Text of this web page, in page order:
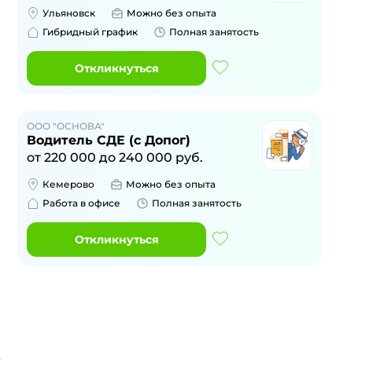
Ульяновск
Можно без опыта
Гибридный график
Полная занятость
Откликнуться
ООО "ОСНОВА"
Водитель СДЕ (с Допог)
от 220 000 до 240 000 руб.
Кемерово
Можно без опыта
Работа в офисе
Полная занятость
Откликнуться